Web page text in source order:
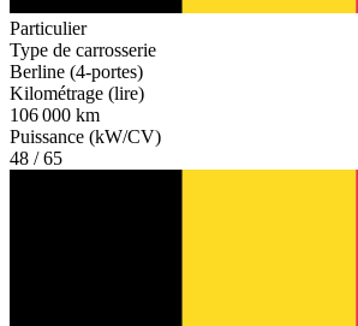
Particulier
Type de carrosserie
Berline (4-portes)
Kilométrage (lire)
106 000 km
Puissance (kW/CV)
48 / 65